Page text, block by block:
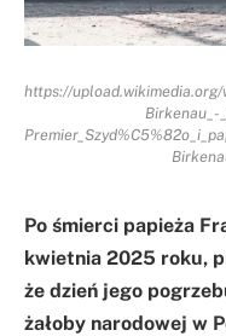
https://upload.wikimedia.org/
Birkenau_-
Po śmierci papieża
kwietnia 2025 roku,
że dzień jego
żałoby narodowej w